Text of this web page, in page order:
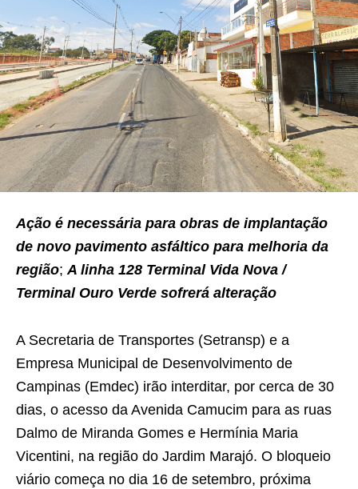
Ação é necessária para obras de implantação
de novo pavimento asfáltico para melhoria da
região; A linha 128 Terminal Vida Nova /
Terminal Ouro Verde sofrerá alteração
A Secretaria de Transportes (Setransp) e a
Empresa Municipal de Desenvolvimento de
Campinas (Emdec) irão interditar, por cerca de 30
dias, o acesso da Avenida Camucim para as ruas
Dalmo de Miranda Gomes e Hermínia Maria
Vicentini, na região do Jardim Marajó. O bloqueio
viário começa no dia 16 de setembro, próxima